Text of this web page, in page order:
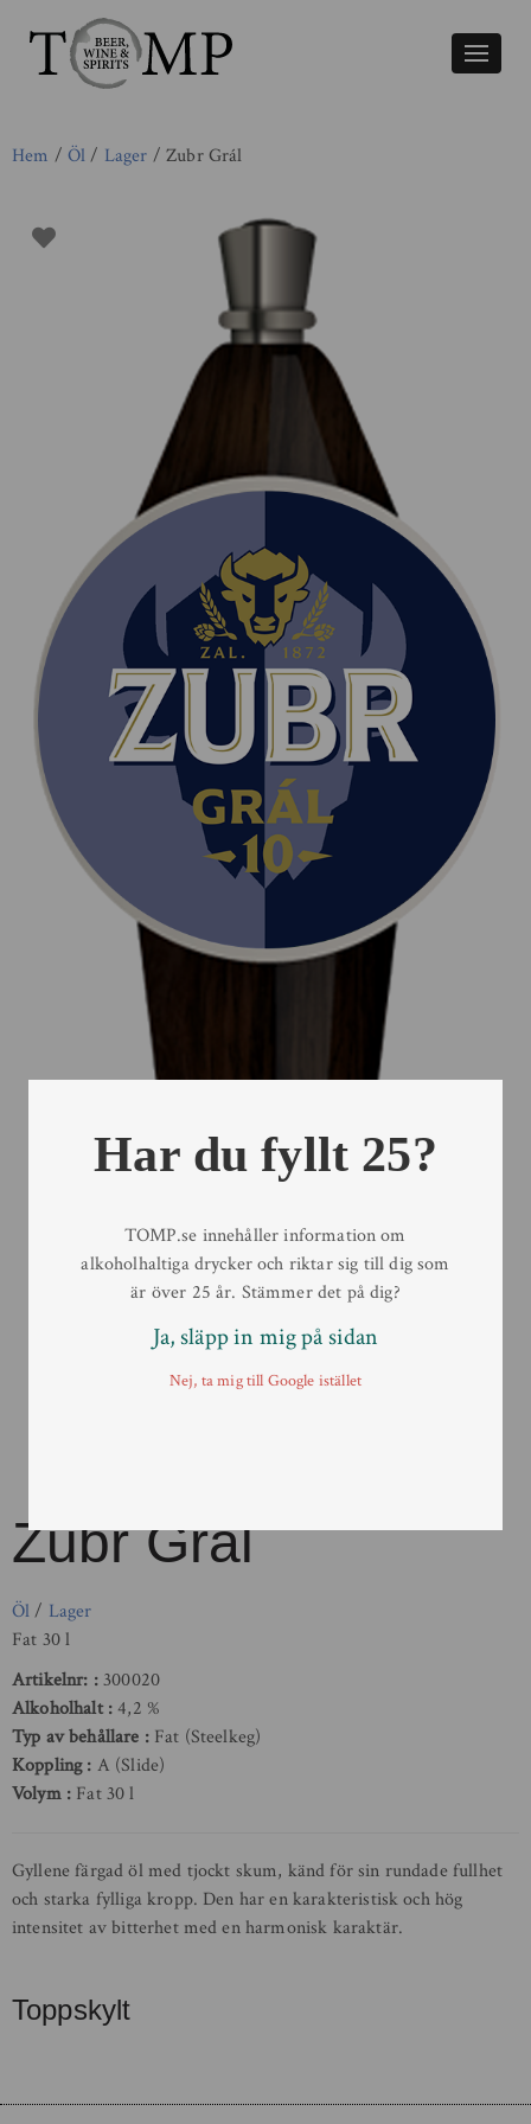
Växla
Hem / Öl/ Lager / Zubr Grál
Zubr Grál
Öl/ Lager
Fat 30 l
Artikelnr:
300020
Alkoholhalt 4,2 %
Typ av behållare
Fat (Steelkeg)
Koppling
A (Slide)
Volym
Fat 30 l
Gyllene färgad öl med tjockt skum, känd för sin rundade fullhet
och starka fylliga kropp. Den har en karakteristisk och hög
intensitet av bitterhet med en harmonisk karaktär.
Toppskylt
Har du fyllt 25?
TOMP.se innehåller information om
alkoholhaltiga drycker och riktar sig till dig som
är över 25 år. Stämmer det på dig?
Ja, släpp in mig på sidan
Nej, ta mig till Google istället